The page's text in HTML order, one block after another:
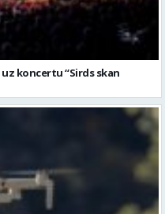
koncertu “Sirds skan